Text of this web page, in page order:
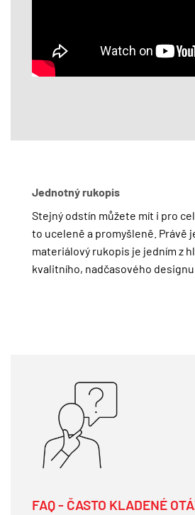
Jednotný rukopis
Stejný odstín můžete mít i pro
to uceleně a promyšleně. Právě
materiálový rukopis je jedním z
kvalitního, nadčasového designu
FAQ - ČASTO KLADENÉ